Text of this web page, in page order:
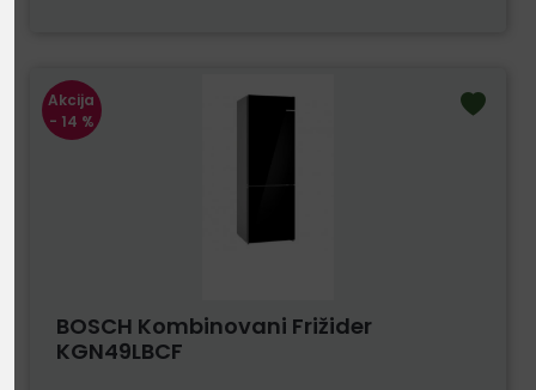
Akcija
- 14 %
BOSCH Kombinovani Frižider
KGN49LBCF